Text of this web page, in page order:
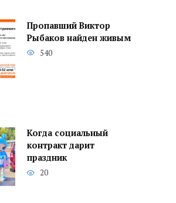
Пропавший Виктор
Рыбаков найден живым
540
Когда социальный
контракт дарит
праздник
20